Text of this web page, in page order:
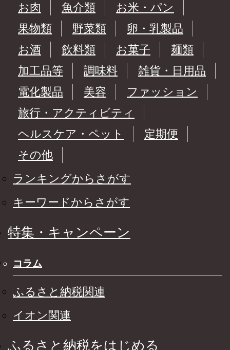
お肉
魚介類
お米・パン
果物類
野菜類
卵・乳製品
お酒
飲料類 お菓子
麺類
加工品等
調味料
雑貨・日用品
電化製品
美容
ファッション
旅行・アクティビティ
ヘルスケア・ペット
定期便
その他
ランキングからさがす
キーワードからさがす
特集・キャンペーン
コラム
ふるさと納税関連
イオン関連
ふるさと納税をはじめる